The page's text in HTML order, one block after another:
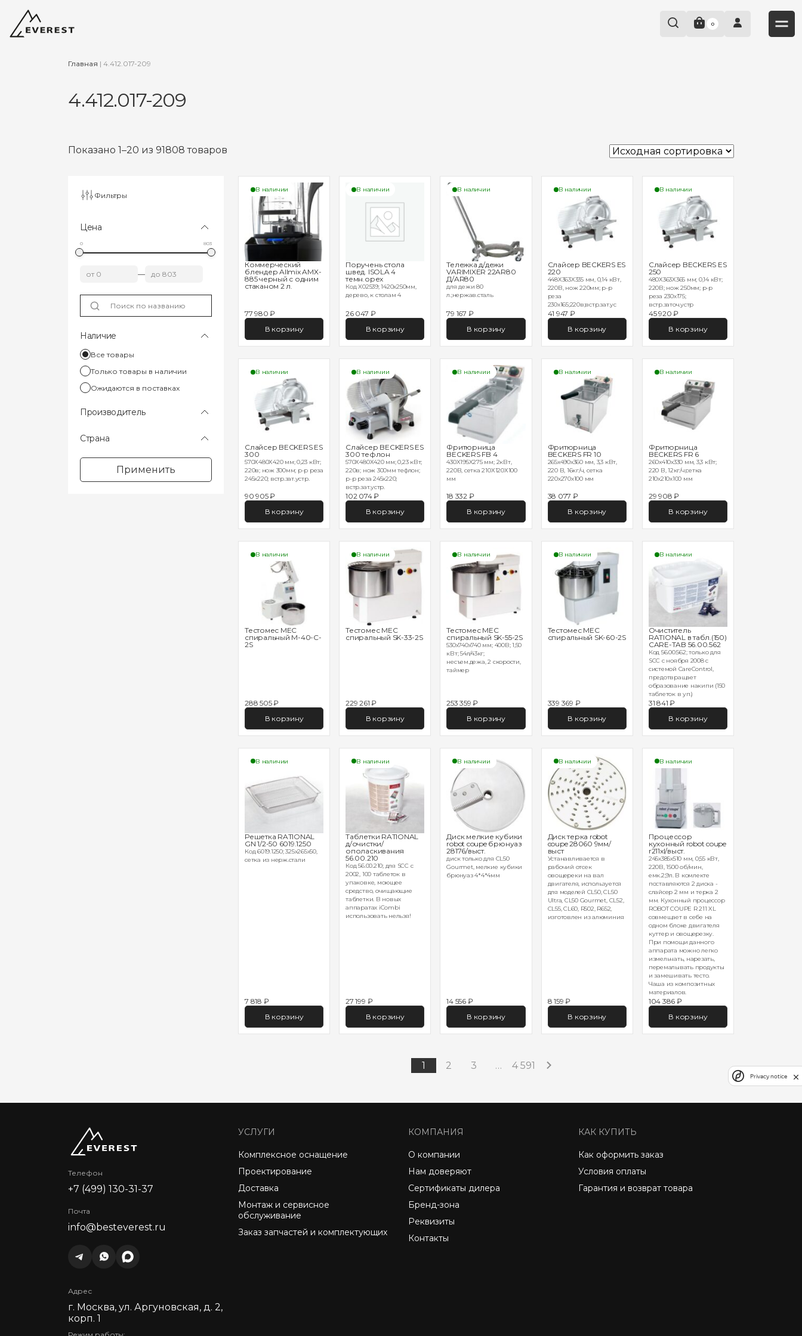
0
Главная | 4.412.017-209
4.412.017-209
Показано 1–20 из 91808 товаров
Фильтры
Цена
0 803
—
Наличие
Все товары
Только товары в наличии
Ожидаются в поставках
Производитель
Страна
Применить
В наличии
Коммерческий
блендер Allmix AMX-
885 черный с одним
стаканом 2 л.
77 980 ₽
В корзину
В наличии
Поручень стола
швед. ISOLA 4
темн.орех
Код X02539; 1420х250мм,
дерево, к столам 4
26 047 ₽
В корзину
В наличии
Тележка д/дежи
VARIMIXER 22AR80
Д/AR80
для дежи 80
л.;нержав.сталь
79 167 ₽
В корзину
В наличии
Слайсер BECKERS ES
220
448Х363Х335 мм, 0,14 кВт,
220В, нож 220мм; р-р
реза
230х165;220в;встр.зат.ус
41 947 ₽
В корзину
В наличии
Слайсер BECKERS ES
250
480Х363Х365 мм; 0,14 кВт;
220В; нож 250мм; р-р
реза 230х175;
встр.заточ.устр
45 920 ₽
В корзину
В наличии
Слайсер BECKERS ES
300
570Х480Х420 мм; 0,23 кВт;
220в; нож 300мм; р-р реза
245х220; встр.зат.устр.
90 905 ₽
В корзину
В наличии
Слайсер BECKERS ES
300 тефлон
570Х480Х420 мм; 0,23 кВт;
220в; нож 300мм тефлон;
р-р реза 245х220;
встр.зат.устр.
102 074 ₽
В корзину
В наличии
Фритюрница
BECKERS FB 4
430X195X275 мм; 2кВт,
220В, сетка 210Х120Х100
мм
18 332 ₽
В корзину
В наличии
Фритюрница
BECKERS FR 10
265x490x360 мм, 3,3 кВт,
220 В, 16кг/ч, сетка
220х270х100 мм
38 077 ₽
В корзину
В наличии
Фритюрница
BECKERS FR 6
260x410x330 мм, 3,3 кВт;
220 В, 12кг/ч;сетка
210х210х100 мм
29 908 ₽
В корзину
В наличии
Тестомес MEC
спиральный M-40-C-
2S
288 505 ₽
В корзину
В наличии
Тестомес MEC
спиральный SK-33-2S
229 261 ₽
В корзину
В наличии
Тестомес MEC
спиральный SK-55-2S
530х740х740 мм; 400В; 1,50
кВт; 54л/43кг;
несъем.дежа, 2 скорости,
таймер
253 359 ₽
В корзину
В наличии
Тестомес MEC
спиральный SK-60-2S
339 369 ₽
В корзину
В наличии
Очиститель
RATIONAL в табл.(150)
CARE-TAB 56.00.562
Код 56.00.562; только для
SCC с ноября 2008 с
системой CareControl,
предотвращает
образование накипи (150
таблеток в уп.)
31 841 ₽
В корзину
В наличии
Решетка RATIONAL
GN 1/2-50 6019.1250
Код 6019.1250; 325х265х50,
сетка из нерж.стали
7 818 ₽
В корзину
В наличии
Таблетки RATIONAL
д/очистки/
ополаскивания
56.00.210
Код 56.00.210; для SCC с
2002, 100 таблеток в
упаковке, моющее
средство, очищающие
таблетки. В новых
аппаратах iCombi
использовать нельзя!
27 199 ₽
В корзину
В наличии
Диск мелкие кубики
robot coupe брюнуаз
28176/выст.
диск только для CL50
Gourmet, мелкие кубики
брюнуаз 4*4*4мм
14 556 ₽
В корзину
В наличии
Диск терка robot
coupe 28060 9мм/
выст
Устанавливается в
рабочий отсек
овощереки на вал
двигателя, используется
для моделей CL50, CL50
Ultra, CL50 Gourmet, CL52,
CL55, CL60, R502, R652,
изготовлен из алюминия
8 159 ₽
В корзину
В наличии
Процессор
кухонный robot coupe
r211xl/выст.
245х385х510 мм, 0,55 кВт,
220В, 1500 об/мин,
емк.2,9л. В комлекте
поставляются 2 диска -
слайсер 2 мм и терка 2
мм. Кухонный процессор
ROBOT COUPE R 211 XL
совмещает в себе на
одном блоке двигателя
куттер и овощерезку.
При помощи данного
аппарата можно легко
измельчать, нарезать,
перемалывать продукты
и замешивать тесто.
Чаша из композитных
материалов.
104 386 ₽
В корзину
1 2 3 … 4 591
Телефон
+7 (499) 130-31-37
Почта
info@besteverest.ru
Адрес
г. Москва, ул. Аргуновская, д. 2,
корп. 1
УСЛУГИ
Комплексное оснащение
Проектирование
Доставка
Монтаж и сервисное
обслуживание
Заказ запчастей и комплектующих
КОМПАНИЯ
О компании
Нам доверяют
Сертификаты дилера
Бренд-зона
Реквизиты
Контакты
КАК КУПИТЬ
Как оформить заказ
Условия оплаты
Гарантия и возврат товара
Privacy notice